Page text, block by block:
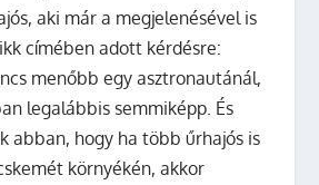
aki már a megjelenésével is
címében adott kérdésre:
menőbb egy asztronautánál,
legalábbis semmiképp. És
abban, hogy ha több űrhajós is
környékén, akkor